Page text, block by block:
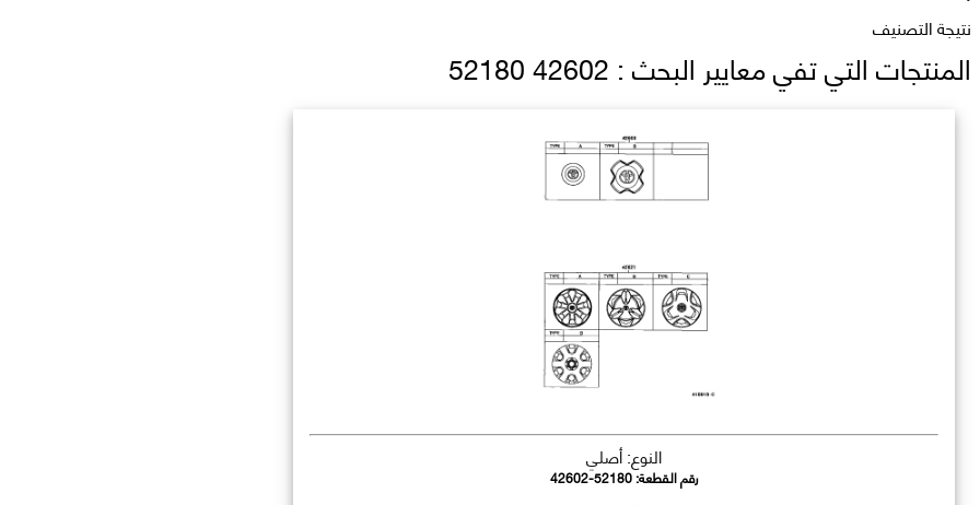
نتيجة التصنيف
المنتجات التي تفي معايير البحث : 42602 52180
النوع: أصلي
رقم القطعة:42602-52180